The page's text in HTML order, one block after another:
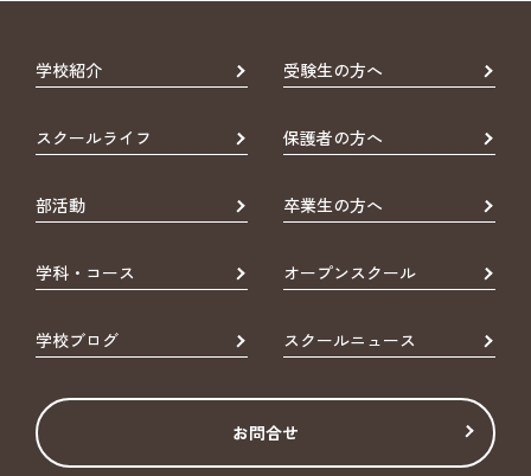
学校紹介 受験生の方へ
スクールライフ 保護者の方へ
部活動 卒業生の方へ
学科・コース オープンスクール
学校ブログ スクールニュース
お問合せ